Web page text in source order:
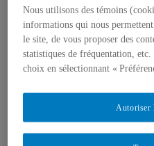
Chargé⸱e⸱s de cours
Programmes d'études
Premier cycle
Deuxième cycle
Troisième cycle
Recherche et création
Publications
Prix, bourses et
Nous utilisons des témoins
informations qui nous
le site, de vous proposer des
statistiques de fréquentation,
choix en sélectionnant «
Autoriser